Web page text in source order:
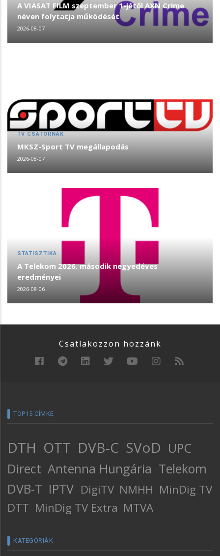
A VIASAT FILM szeptember 1-jétől AXN Crime
néven folytatja működését
2026-08-07
TV CSATORNÁK
MKSZ-Sport TV megállapodás
2026-08-07
STATISZTIKA
A Telekom 2026. második negyedéves
eredményei
2026-08-06
Csatlakozzon hozzánk
TOP15 CÍMKE
DTH OTT DVB-C SVoD UPC
Direct Antenna Hungária Telekom
DVB-T IPTV DigiTV NMHH MinDig TV
DTT MinDig TV Extra MTVA
KATEGÓRIÁK